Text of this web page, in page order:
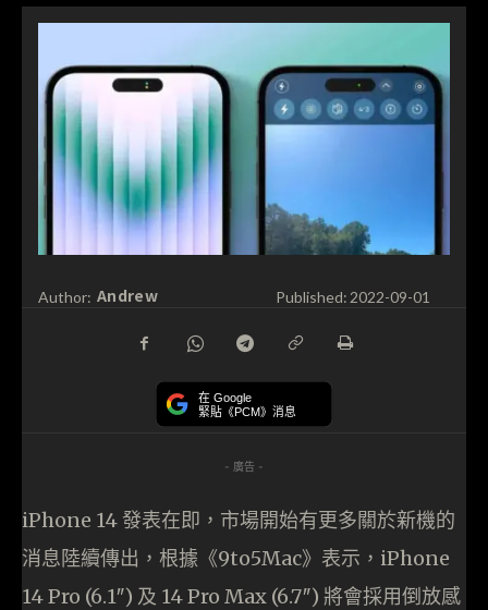
Author: Andrew Published: 2022-09-01
在 Google
緊貼《PCM》消息
- 廣告 -
iPhone 14 發表在即，市場開始有更多關於新機的
消息陸續傳出，根據《9to5Mac》表示，iPhone
14 Pro (6.1″) 及 14 Pro Max (6.7″) 將會採用倒放感